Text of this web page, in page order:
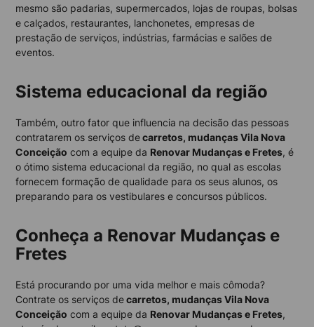
mesmo são padarias, supermercados, lojas de roupas, bolsas
e calçados, restaurantes, lanchonetes, empresas de
prestação de serviços, indústrias, farmácias e salões de
eventos.
Sistema educacional da região
Também, outro fator que influencia na decisão das pessoas
contratarem os serviços decarretos, mudanças Vila Nova
Conceição com a equipe da Renovar Mudanças e Fretes, é
o ótimo sistema educacional da região, no qual as escolas
fornecem formação de qualidade para os seus alunos, os
preparando para os vestibulares e concursos públicos.
Conheça a Renovar Mudanças e
Fretes
Está procurando por uma vida melhor e mais cômoda?
Contrate os serviços decarretos, mudanças Vila Nova
Conceição com a equipe da Renovar Mudanças e Fretes,